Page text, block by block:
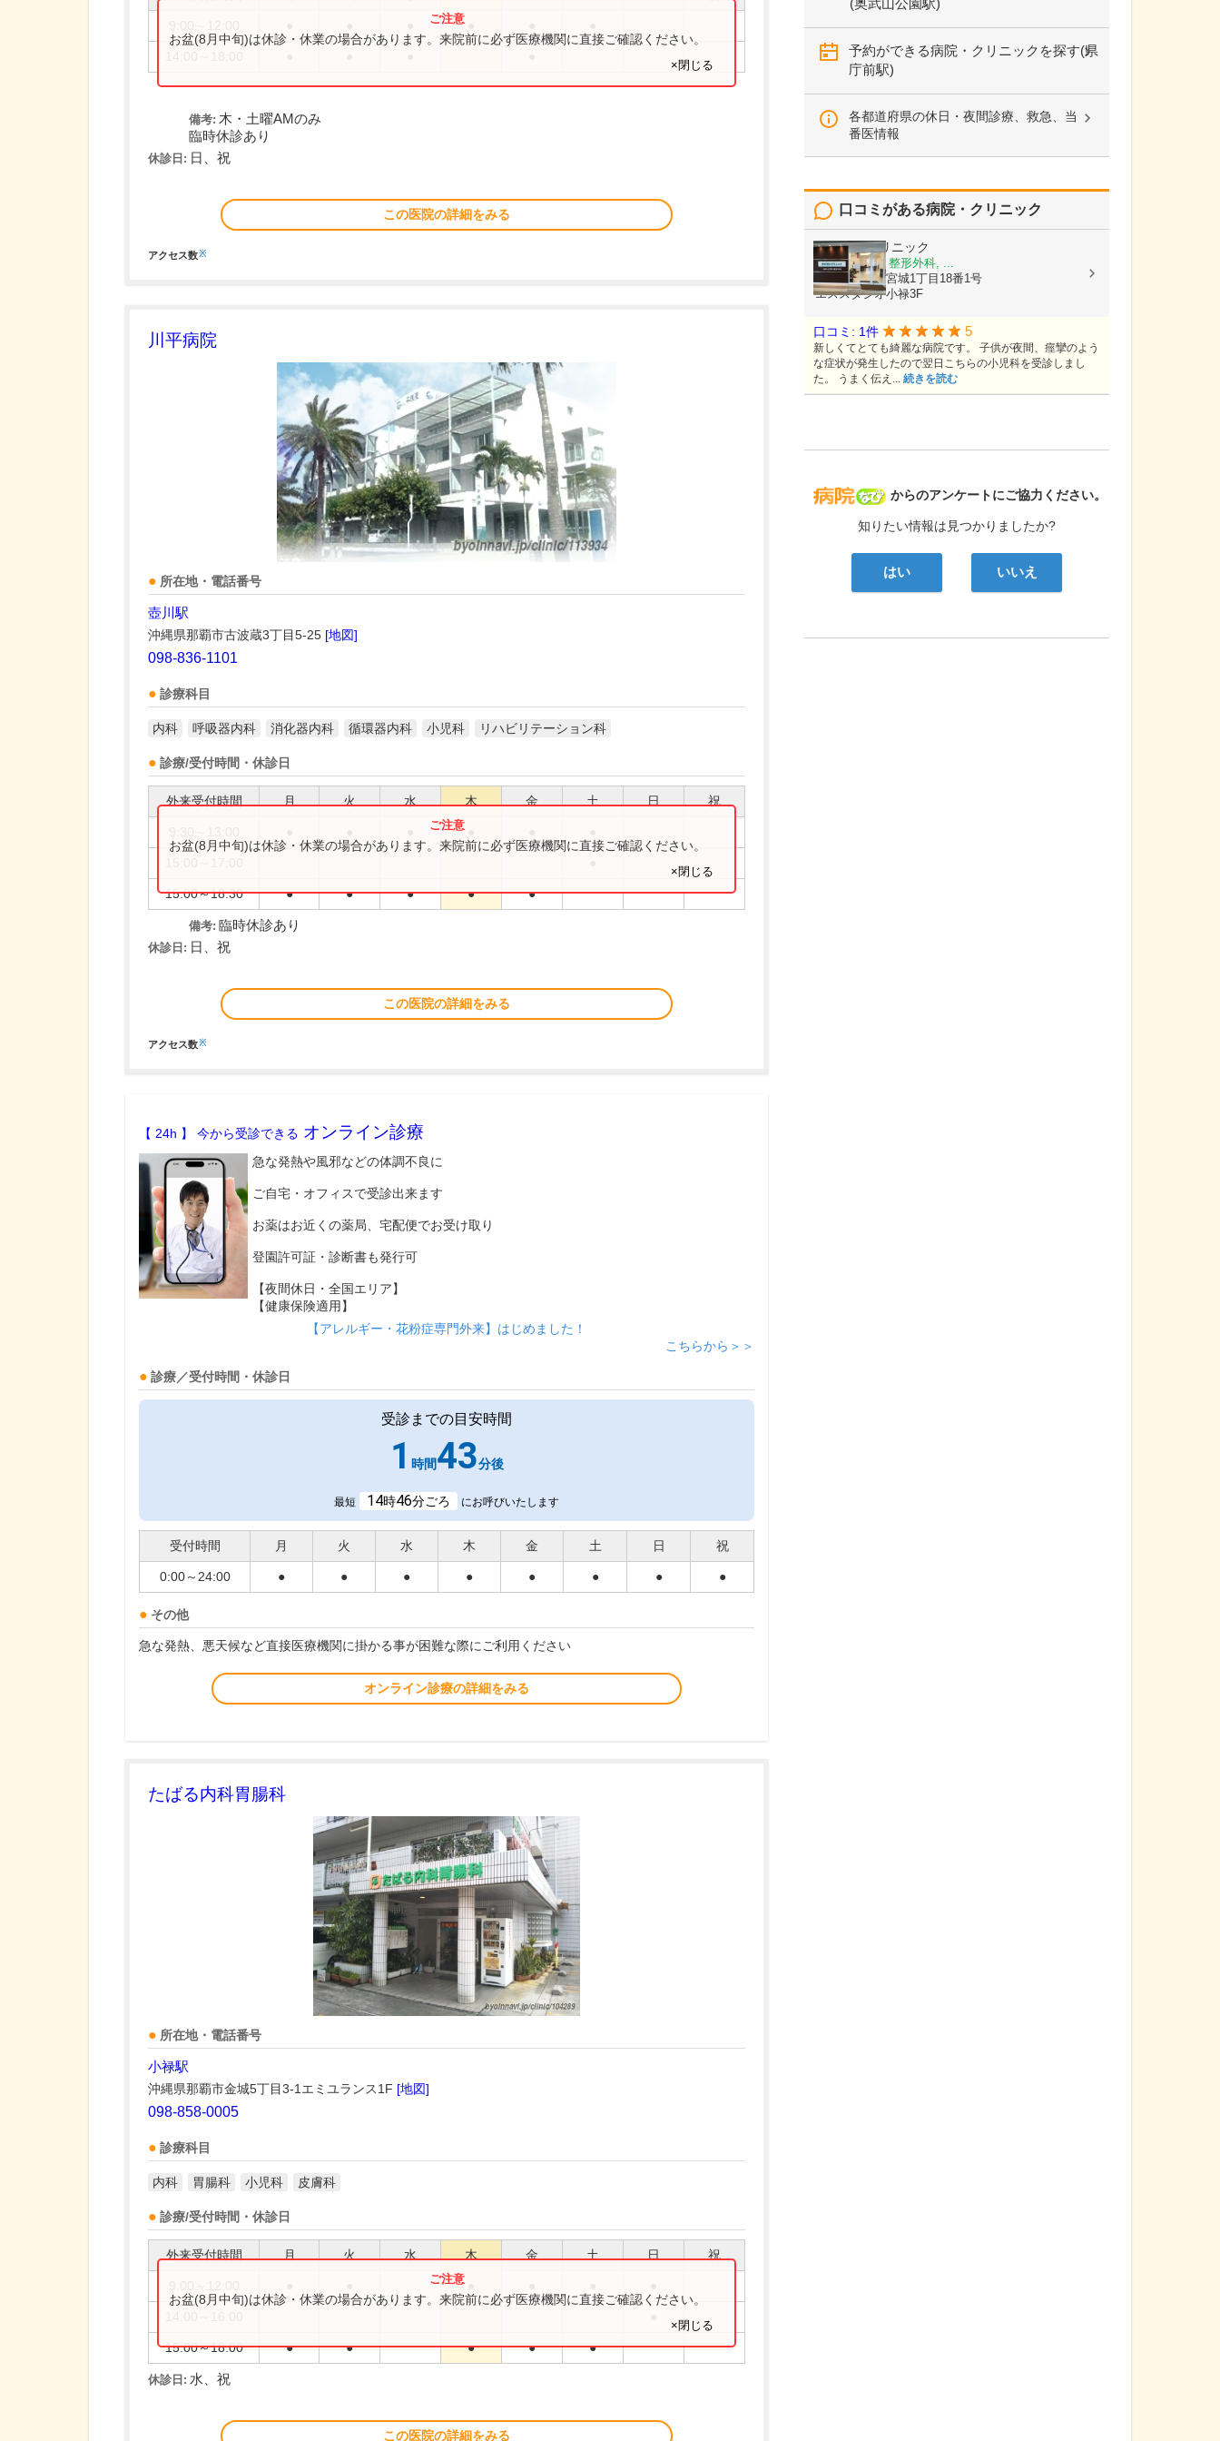
お盆(8月中旬)は休診・休業の場合があります。来院前に必ず医療機関に直接ご確認ください。
×閉じる
備考: 木・土曜AMのみ
臨時休診あり
休診日: 日、祝
この医院の詳細をみる
アクセス数※
川平病院
所在地・電話番号
壺川駅
沖縄県那覇市古波蔵3丁目5-25 [地図]
098-836-1101
診療科目
内科 呼吸器内科 消化器内科 循環器内科 小児科 リハビリテーション科
診療/受付時間・休診日
外来受付時間 月 火 水 木 金 土 日 祝
15:00～18:30 ● ● ● ● ●
お盆(8月中旬)は休診・休業の場合があります。来院前に必ず医療機関に直接ご確認ください。
×閉じる
備考: 臨時休診あり
休診日: 日、祝
この医院の詳細をみる
アクセス数※
【 24h 】 今から受診できる オンライン診療
急な発熱や風邪などの体調不良に
ご自宅・オフィスで受診出来ます
お薬はお近くの薬局、宅配便でお受け取り
登園許可証・診断書も発行可
【夜間休日・全国エリア】
【健康保険適用】
【アレルギー・花粉症専門外来】はじめました！
こちらから＞＞
診療／受付時間・休診日
受診までの目安時間
1 時間43分後
最短 14時46分ごろ にお呼びいたします
受付時間 月 火 水 木 金 土 日 祝
0:00～24:00 ● ● ● ● ● ● ● ●
その他
急な発熱、悪天候など直接医療機関に掛かる事が困難な際にご利用ください
オンライン診療の詳細をみる
たばる内科胃腸科
所在地・電話番号
小禄駅
沖縄県那覇市金城5丁目3-1エミユランス1F [地図]
098-858-0005
診療科目
内科 胃腸科 小児科 皮膚科
診療/受付時間・休診日
外来受付時間 月 火 水 木 金 土 日 祝
15:00～18:00 ● ● ● ● ●
お盆(8月中旬)は休診・休業の場合があります。来院前に必ず医療機関に直接ご確認ください。
×閉じる
休診日: 水、祝
この医院の詳細をみる
(奥武山公園駅)
予約ができる病院・クリニックを探す(県
庁前駅)
各都道府県の休日・夜間診療、救急、当
番医情報
病院なび
からのアンケートにご協力ください。
知りたい情報は見つかりましたか?
はい いいえ
口コミがある病院・クリニック
かいせいクリニック
内科, 小児科, 整形外科, ...
沖縄県那覇市宮城1丁目18番1号
エススタジオ小禄3F
口コミ: 1件 5
新しくてとても綺麗な病院です。 子供が夜間、痙攣のよう
な症状が発生したので翌日こちらの小児科を受診しまし
た。 うまく伝え... 続きを読む